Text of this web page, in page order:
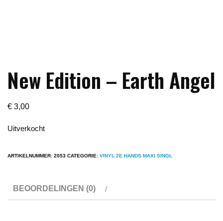
New Edition – Earth Angel
€ 3,00
Uitverkocht
ARTIKELNUMMER: 2053 CATEGORIE: VINYL 2E HANDS MAXI SINGL
BEOORDELINGEN (0)